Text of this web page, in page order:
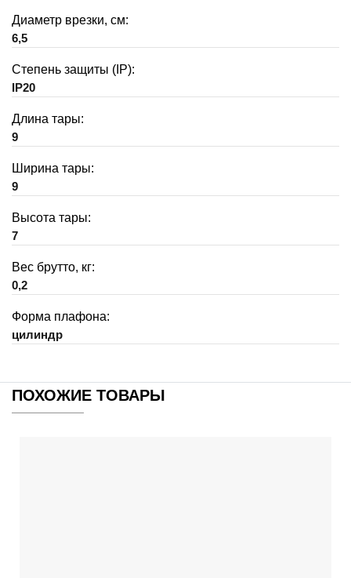
Диаметр врезки, см:
6,5
Степень защиты (IP):
IP20
Длина тары:
9
Ширина тары:
9
Высота тары:
7
Вес брутто, кг:
0,2
Форма плафона:
цилиндр
ПОХОЖИЕ ТОВАРЫ